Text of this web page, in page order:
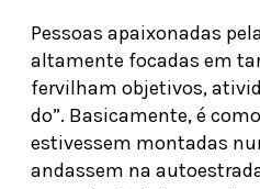
Pessoas apaixonadas
altamente focadas em
fervilham objetivos,
do”. Basicamente, é
estivessem montadas
andassem na